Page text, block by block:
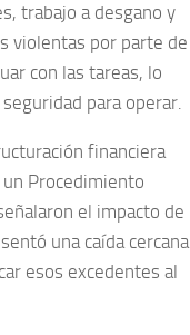
trabajo a desgano y
violentas por parte de
con las tareas, lo
para operar.
financiera
Procedimiento
el impacto de
una caída cercana
esos excedentes al